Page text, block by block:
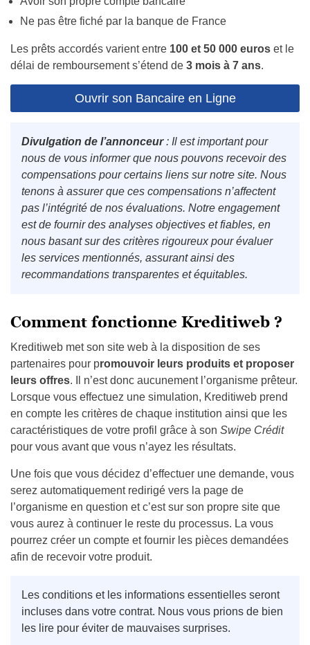
Ne pas être fiché par la banque de France
Les prêts accordés varient entre 100 et 50 000 euros et le
délai de remboursement s’étend de 3 mois à 7 ans.
Ouvrir son Bancaire en Ligne
Divulgation de l’annonceur: Il est important pour
nous de vous informer que nous pouvons recevoir des
compensations pour certains liens sur notre site. Nous
tenons à assurer que ces compensations n’affectent
pas l’intégrité de nos évaluations. Notre engagement
est de fournir des analyses objectives et fiables, en
nous basant sur des critères rigoureux pour évaluer
les services mentionnés, assurant ainsi des
recommandations transparentes et équitables.
Comment fonctionne Kreditiweb ?
Kreditiweb met son site web à la disposition de ses
partenaires pour promouvoir leurs produits et proposer
leurs offres. Il n’est donc aucunement l’organisme prêteur.
Lorsque vous effectuez une simulation, Kreditiweb prend
en compte les critères de chaque institution ainsi que les
caractéristiques de votre profil grâce à son Swipe Crédit
pour vous avant que vous n’ayez les résultats.
Une fois que vous décidez d’effectuer une demande, vous
serez automatiquement redirigé vers la page de
l’organisme en question et c’est sur son propre site que
vous aurez à continuer le reste du processus. La vous
pourrez créer un compte et fournir les pièces demandées
afin de recevoir votre produit.
Les conditions et les informations essentielles seront
incluses dans votre contrat. Nous vous prions de bien
les lire pour éviter de mauvaises surprises.